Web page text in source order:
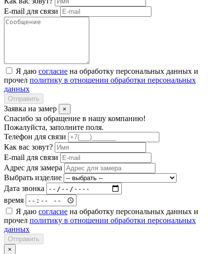
E-mail для связи
Я даю согласие на обработку персональных данных и
прочел политику в отношении обработки персональных
данных
Отправить
Заявка на замер ×
Спасибо за обращение в нашу компанию!
Пожалуйста, заполните поля.
Телефон для связи
Как вас зовут?
E-mail для связи
Адрес для замера
Выбрать изделие
Дата звонка
время
Я даю согласие на обработку персональных данных и
прочел политику в отношении обработки персональных
данных
Отправить
×